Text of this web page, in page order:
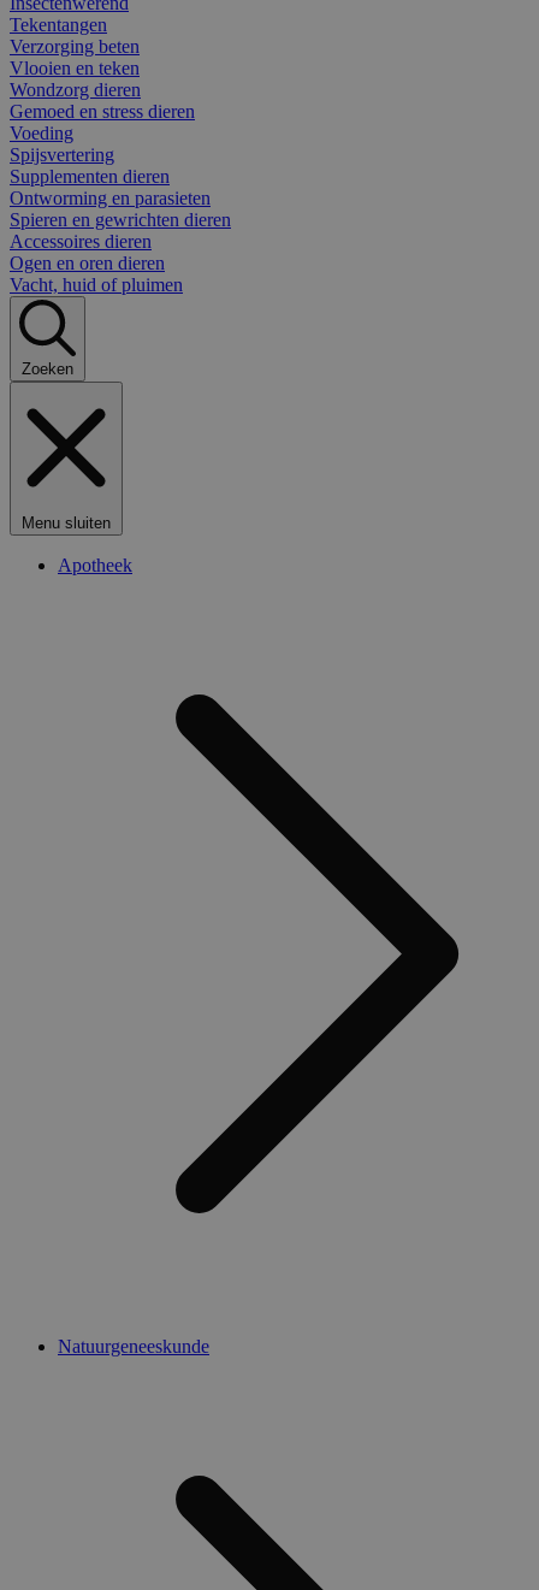
Tekentangen
Verzorging beten
Vlooien en teken
Wondzorg dieren
Gemoed en stress dieren
Voeding
Spijsvertering
Supplementen dieren
Ontworming en parasieten
Spieren en gewrichten dieren
Accessoires dieren
Ogen en oren dieren
Vacht, huid of pluimen
Zoeken
Menu sluiten
Apotheek
Natuurgeneeskunde